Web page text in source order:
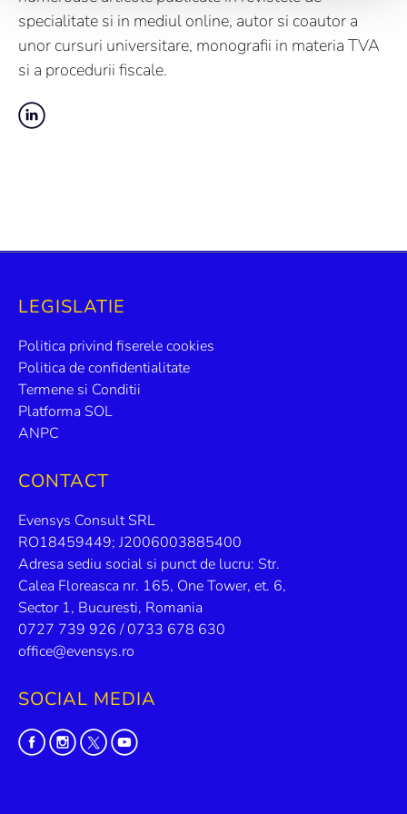
specialitate si in mediul online, autor si coautor a
unor cursuri universitare, monografii in materia TVA
si a procedurii fiscale.
LEGISLATIE
Politica privind fiserele cookies
Politica de confidentialitate
Termene si Conditii
Platforma SOL
ANPC
CONTACT
Evensys Consult SRL
RO18459449; J2006003885400
Adresa sediu social si punct de lucru: Str.
Calea Floreasca nr. 165, One Tower, et. 6,
Sector 1, Bucuresti, Romania
0727 739 926 / 0733 678 630
office@evensys.ro
SOCIAL MEDIA